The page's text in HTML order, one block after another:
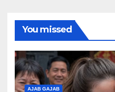
You missed
AJAB GAJAB